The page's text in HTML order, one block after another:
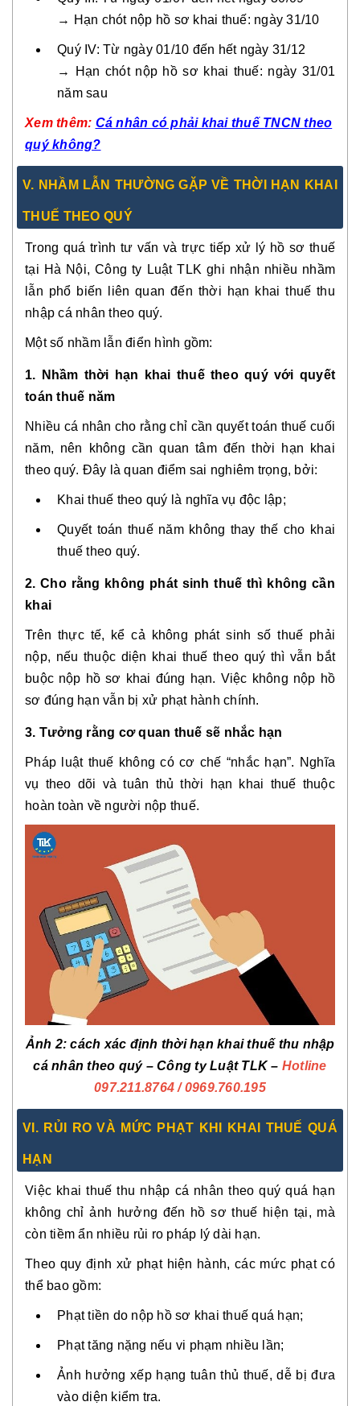
→ Hạn chót nộp hồ sơ khai thuế: ngày 31/10
Quý IV: Từ ngày 01/10 đến hết ngày 31/12
→ Hạn chót nộp hồ sơ khai thuế: ngày 31/01
năm sau
Xem thêm: Cá nhân có phải khai thuế TNCN theo
quý không?
V. NHẦM LẪN THƯỜNG GẶP VỀ THỜI HẠN KHAI
THUẾ THEO QUÝ
Trong quá trình tư vấn và trực tiếp xử lý hồ sơ thuế
tại Hà Nội, Công ty Luật TLK ghi nhận nhiều nhầm
lẫn phổ biến liên quan đến thời hạn khai thuế thu
nhập cá nhân theo quý.
Một số nhầm lẫn điển hình gồm:
1. Nhầm thời hạn khai thuế theo quý với quyết
toán thuế năm
Nhiều cá nhân cho rằng chỉ cần quyết toán thuế cuối
năm, nên không cần quan tâm đến thời hạn khai
theo quý. Đây là quan điểm sai nghiêm trọng, bởi:
Khai thuế theo quý là nghĩa vụ độc lập;
Quyết toán thuế năm không thay thế cho khai
thuế theo quý.
2. Cho rằng không phát sinh thuế thì không cần
khai
Trên thực tế, kể cả không phát sinh số thuế phải
nộp, nếu thuộc diện khai thuế theo quý thì vẫn bắt
buộc nộp hồ sơ khai đúng hạn. Việc không nộp hồ
sơ đúng hạn vẫn bị xử phạt hành chính.
3. Tưởng rằng cơ quan thuế sẽ nhắc hạn
Pháp luật thuế không có cơ chế “nhắc hạn”. Nghĩa
vụ theo dõi và tuân thủ thời hạn khai thuế thuộc
hoàn toàn về người nộp thuế.
Ảnh 2: cách xác định thời hạn khai thuế thu nhập
cá nhân theo quý – Công ty Luật TLK – Hotline
097.211.8764/ 0969.760.195
VI. RỦI RO VÀ MỨC PHẠT KHI KHAI THUẾ QUÁ
HẠN
Việc khai thuế thu nhập cá nhân theo quý quá hạn
không chỉ ảnh hưởng đến hồ sơ thuế hiện tại, mà
còn tiềm ẩn nhiều rủi ro pháp lý dài hạn.
Theo quy định xử phạt hiện hành, các mức phạt có
thể bao gồm:
Phạt tiền do nộp hồ sơ khai thuế quá hạn;
Phạt tăng nặng nếu vi phạm nhiều lần;
Ảnh hưởng xếp hạng tuân thủ thuế, dễ bị đưa
vào diện kiểm tra.